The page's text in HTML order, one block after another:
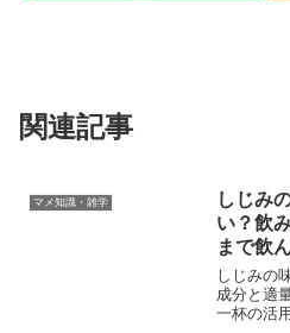
関連記事
マメ知識・雑学
しじみ
い？飲
まで飲
しじみの
成分と適
一杯の活